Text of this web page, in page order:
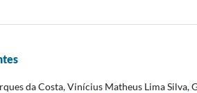
da Costa, Vinícius Matheus Lima Silva,